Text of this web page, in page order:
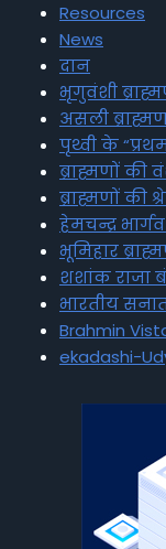
Resources
News
दान
भृगुवंशी
असली
पृथ्वी के
ब्राह्मणों की
ब्राह्मणों की
हेमचन्द्र
भूमिहार
शशांक राजा
भारतीय
Brahmin
ekadashi-